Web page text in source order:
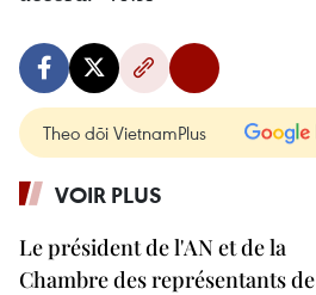
Theo dõi VietnamPlus
VOIR PLUS
Le président de l'AN et de la
Chambre des représentants de